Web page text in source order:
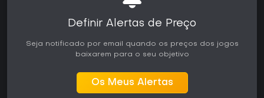
Definir Alertas de Preço
Seja notificado por email quando os preços dos jogos
baixarem para o seu objetivo
Os Meus Alertas